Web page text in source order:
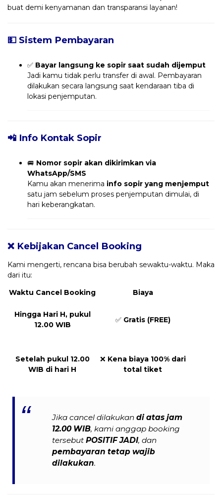
buat demi kenyamanan dan transparansi layanan!
💵 Sistem Pembayaran
✅ Bayar langsung ke sopir saat sudah dijemput
Jadi kamu tidak perlu transfer di awal. Pembayaran
dilakukan secara langsung saat kendaraan tiba di
lokasi penjemputan.
📲 Info Kontak Sopir
🚐 Nomor sopir akan dikirimkan via
WhatsApp/SMS
Kamu akan menerima info sopir yang menjemput
satu jam sebelum proses penjemputan dimulai, di
hari keberangkatan.
❌ Kebijakan Cancel Booking
Kami mengerti, rencana bisa berubah sewaktu-waktu. Maka
dari itu:
Waktu Cancel Booking
Biaya
Hingga Hari H, pukul
12.00 WIB
✅ Gratis (FREE)
Setelah pukul 12.00
WIB di hari H
❌ Kena biaya 100% dari
total tiket
Jika cancel dilakukandi atas jam
12.00 WIB, kami anggap booking
tersebutPOSITIF JADI, dan
pembayaran tetap wajib
dilakukan.